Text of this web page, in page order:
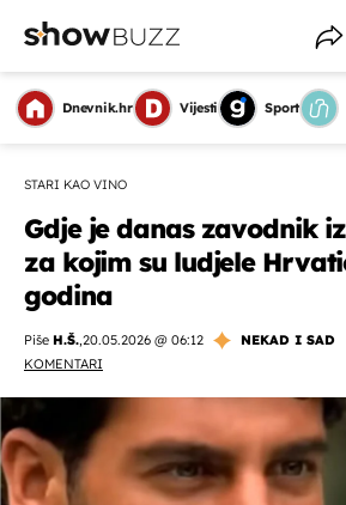
Dnevnik.hr Vijesti Sport
STARI KAO VINO
Gdje je danas zavodnik
za kojim su ludjele
godina
Piše H.Š.,20.05.2026 @ 06:12
NEKAD I SAD
KOMENTARI
OMOGUĆI